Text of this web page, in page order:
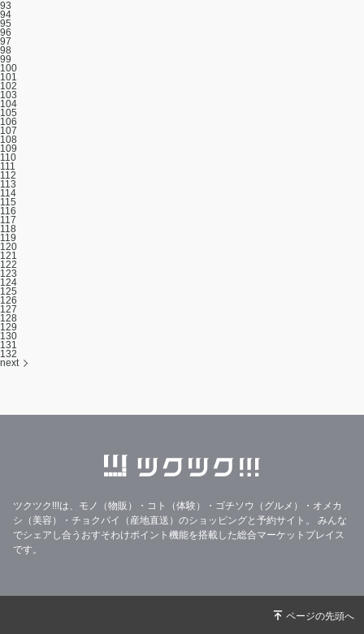
93
94
95
96
97
98
99
100
101
102
103
104
105
106
107
108
109
110
111
112
113
114
115
116
117
118
119
120
121
122
123
124
125
126
127
128
129
130
131
132
next
ツクツク!!!は、モノ（物販）・コト（体験）・ゴチソウ（グルメ）・オメカ
シ（美容）・チョクバイ（産地直送）のショッピングと予約サイト。
みんな
でシェアし合うおすそわけポイント機能を搭載した総合マーケットプレイス
です。